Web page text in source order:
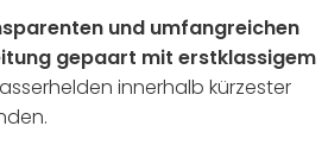
und umfangreichen
gepaart mit erstklassigem
innerhalb kürzester